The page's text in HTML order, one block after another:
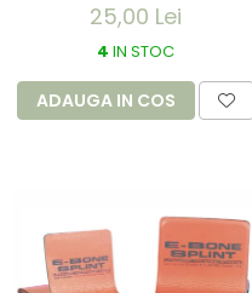
imobilizare degete
- refolosibila,
impermeabila,
radio-transparenta
25,00 Lei
4 IN STOC
ADAUGA IN COS